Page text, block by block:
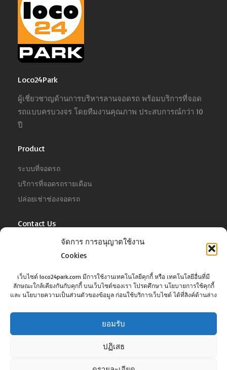
จัดการ การอนุญาตใช้งาน
Cookies
เว็บไซต์ loco24park.com มีการใช้งานเทคโนโลยีคุกกี้ หรือ เทคโนโลยีอื่นที่มี
ลักษณะใกล้เคียงกันกับคุกกี้ บนเว็บไซต์ของเรา โปรดศึกษา นโยบายการใช้คุกกี้
และ นโยบายความเป็นส่วนตัวของข้อมูล ก่อนใช้บริการเว็บไซต์ ได้ที่ลิงค์ด้านล่าง
ยอมรับ
ปฏิเสธ
Loco24Park
ผู้เชี่ยวชาญด้านการบริหารลานจอดรถ พร้อมบริการที่จอด
รถแบบครบวงจร โดยทีมงานคุณภาพ ประสบการณ์กว่า 10
ปี
Product
ระบบที่จอดรถ
บริการที่จอดรถรายเดือน
ปล่อยเช่าช่องจอดรถ
Contact Us
02-022-4680
For Customer